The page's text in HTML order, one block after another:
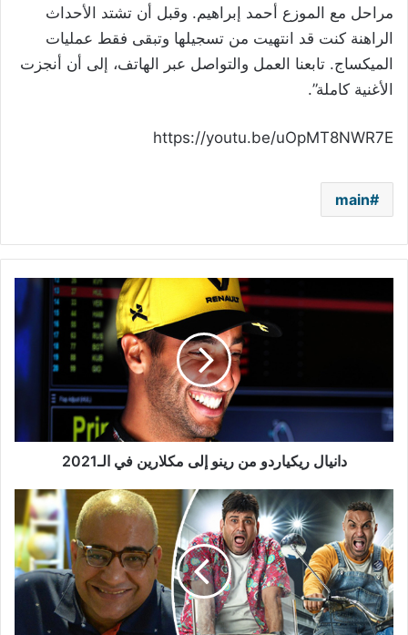
مراحل مع الموزع أحمد إبراهيم. وقبل أن تشتد الأحداث
الراهنة كنت قد انتهيت من تسجيلها وتبقى فقط عمليات
الميكساج. تابعنا العمل والتواصل عبر الهاتف، إلى أن أنجزت
الأغنية كاملة”.
https://youtu.be/uOpMT8NWR7E
main
ريكياردو
في
الـ2021
دانيال ريكياردو من رينو إلى مكلارين في الـ2021
بيومي
فؤاد:
حرفوا
كلامي
عن
مسلسل
"رجالة
البيت"